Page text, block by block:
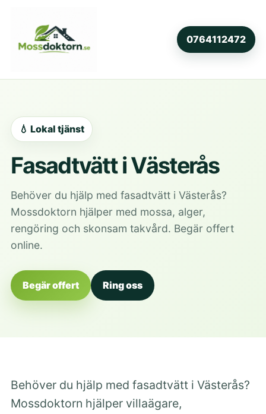
0764112472
💧 Lokal tjänst
Fasadtvätt i Västerås
Behöver du hjälp med fasadtvätt i Västerås?
Mossdoktorn hjälper med mossa, alger,
rengöring och skonsam takvård. Begär offert
online.
Begär offert Ring oss
Behöver du hjälp med fasadtvätt i Västerås?
Mossdoktorn hjälper villaägare,